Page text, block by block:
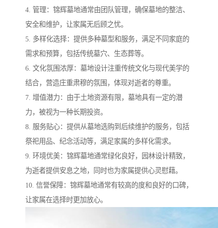
4. 管理：锦辉墓地通常由团队管理，确保墓地的整洁、
安全和维护，让家属无后顾之忧。
5. 多样化选择：提供多种墓型和服务，满足不同家庭的
需求和预算，包括传统墓穴、生态葬等。
6. 文化氛围浓厚：墓地设计注重传统文化与现代美学的
结合，营造庄重肃穆的氛围，体现对逝者的尊重。
7. 增值潜力：由于土地资源有限，墓地具有一定的潜
力，被视为一种长期投资。
8. 服务贴心：提供从墓地选购到后续维护的服务，包括
祭祀用品、纪念活动等，满足家属的多样化需求。
9. 环境优美：锦辉墓地通常绿化良好，园林设计精致，
为逝者提供安息之地，同时也为家属提供心灵慰藉。
10. 信誉保障：锦辉墓地通常有较高的度和良好的口碑，
让家属在选择时更加放心。